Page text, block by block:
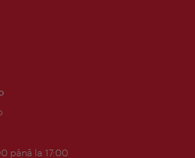
până la 17:00